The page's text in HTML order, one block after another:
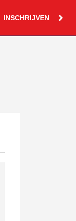
INSCHRIJVEN